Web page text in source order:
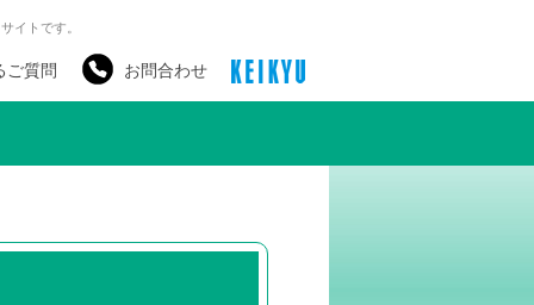
トです。
ご質問 お問合わせ